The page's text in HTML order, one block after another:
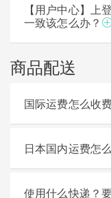
【用户中心】上
一致该怎么办？
商品配送
国际运费怎么收
日本国内运费怎
使用什么快递？